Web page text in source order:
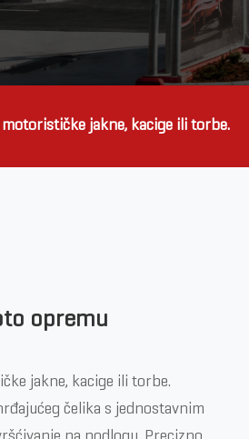
motorističke jakne, kacige ili torbe.
opremu
jakne, kacige ili torbe.
čelika s jednostavnim